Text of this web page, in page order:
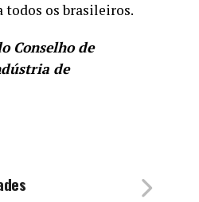
todos os brasileiros.
Conselho de
de